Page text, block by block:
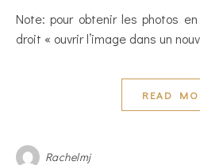
Note: pour obtenir les photos en taille réelle, un petit clic
droit « ouvrir l’image dans un
READ
Rachelmj